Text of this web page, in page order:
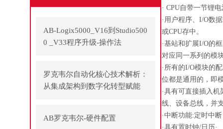
AB-Logix5000_V16到Studio500
0 _V33程序升级-操作法
罗克韦尔自动化核心技术解析：
从集成架构到数字化转型赋能
AB罗克韦尔-硬件配置
· CPU自带一节锂
·用户程序、I/O数
或CPU存中。
·基站和扩展I/O的
对应同一系列的模
·所有的I/O模块的
位都是通用的，即
·具有可直接插入
线、设备总线，并
·中断功能:定时中
·具有置时钟/日历·